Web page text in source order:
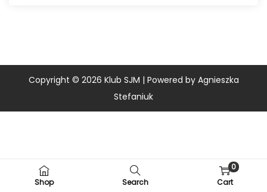
Shop Search
0
Cart
Copyright © 2026 Klub SJM | Powered by Agnieszka
Stefaniuk